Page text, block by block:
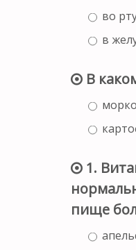
во
в
В
1.
пище